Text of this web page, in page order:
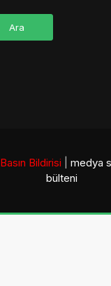
Basın Bildirisi medya
bülteni